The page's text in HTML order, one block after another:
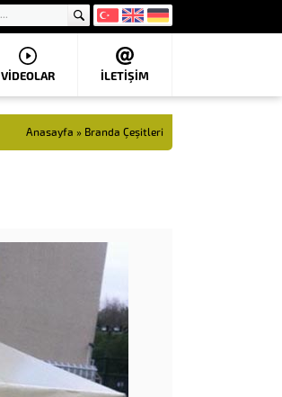
VIDEOLAR İLETİŞİM
Anasayfa » Branda Çeşitleri